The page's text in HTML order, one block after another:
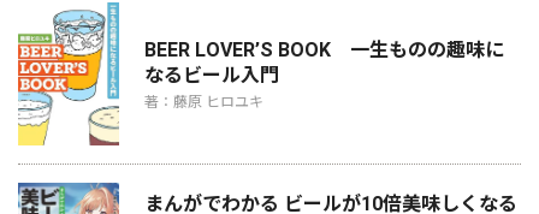
BEER LOVER’S BOOK 一生ものの趣味に
なるビール入門
著：藤原 ヒロユキ
まんがでわかる ビールが10倍美味しくなる